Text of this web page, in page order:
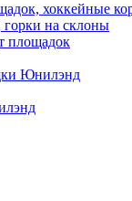
хоккейные
на склоны
площадок
Юнилэнд